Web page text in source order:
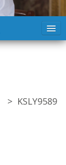
> KSLY9589